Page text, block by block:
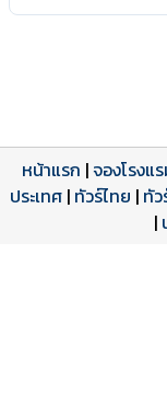
โปรแกรมทัวร์
รีวิวลูกค้าจริง
รีวิวจาก
ใบอนุญาตนำเที่ยว
เลขที่ 11/11450
หน้าแรก |จองโรงแ
ประเทศ | ทัวร์ไทย | ทั
|